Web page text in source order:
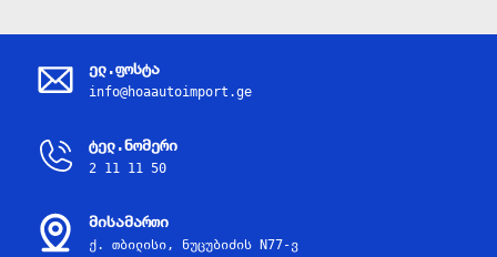
ელ.ფოსტა
info@hoaautoimport.ge
ტელ.ნომერი
2 11 11 50
მისამართი
ქ. თბილისი, ნუცუბიძის N77-ვ